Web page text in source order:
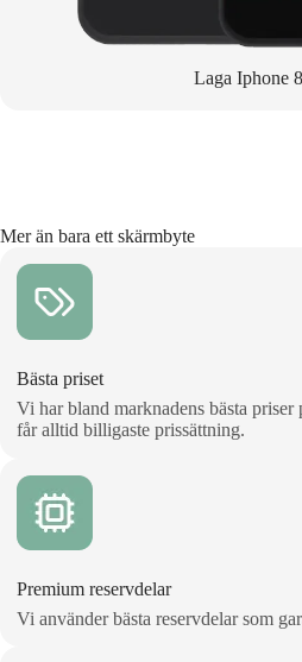
Laga Iphone
Mer än bara ett skärmbyte
Bästa priset
Vi har bland marknadens bästa
får alltid billigaste prissättning.
Premium reservdelar
Vi använder bästa reservdelar som